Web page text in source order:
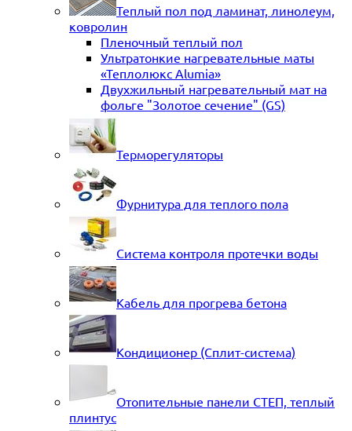
Теплый пол под ламинат, линолеум,
ковролин
Пленочный теплый пол
Ультратонкие нагревательные маты
«Теплолюкс Alumia»
Двухжильный нагревательный мат на
фольге "Золотое сечение" (GS)
Терморегуляторы
Фурнитура для теплого пола
Система контроля протечки воды
Кабель для прогрева бетона
Кондиционер (Сплит-система)
Отопительные панели СТЕП, теплый
плинтус